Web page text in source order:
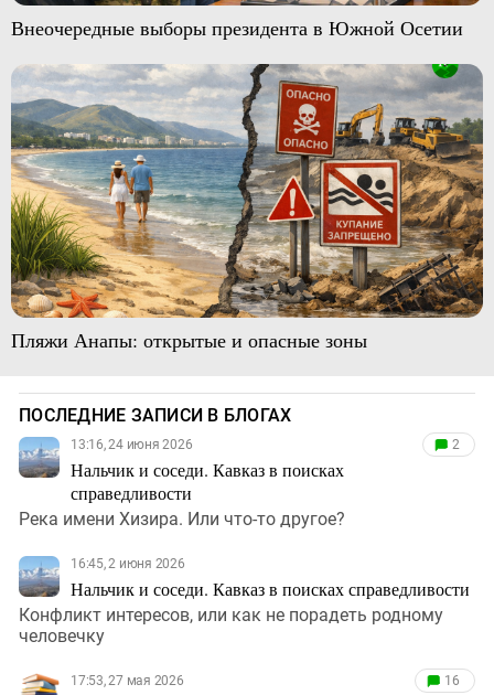
Внеочередные выборы президента в Южной Осетии
Пляжи Анапы: открытые и опасные зоны
ПОСЛЕДНИЕ ЗАПИСИ В БЛОГАХ
13:16, 24 июня 2026
Нальчик и соседи. Кавказ в поисках
справедливости
2
Река имени Хизира. Или что-то другое?
16:45, 2 июня 2026
Нальчик и соседи. Кавказ в поисках справедливости
Конфликт интересов, или как не порадеть родному
человечку
17:53, 27 мая 2026 16